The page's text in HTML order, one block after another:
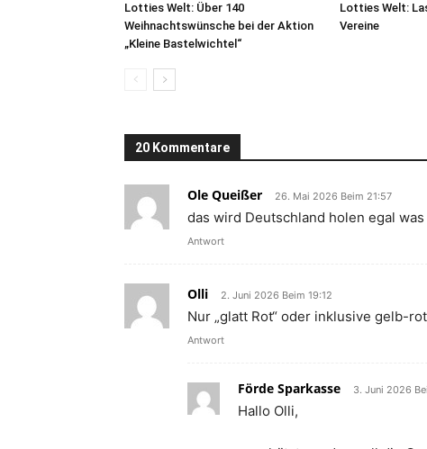
Lotties Welt: Über 140
Weihnachtswünsche bei der Aktion
„Kleine Bastelwichtel“
Lotties Welt:
Vereine
20 Kommentare
Ole Queißer 26. Mai 2026 Beim 21:57
das wird Deutschland holen egal
Antwort
Olli 2. Juni 2026 Beim 19:12
Nur „glatt Rot“ oder inklusive gelb-
Antwort
Förde Sparkasse 3. Juni 2026
Hallo Olli,